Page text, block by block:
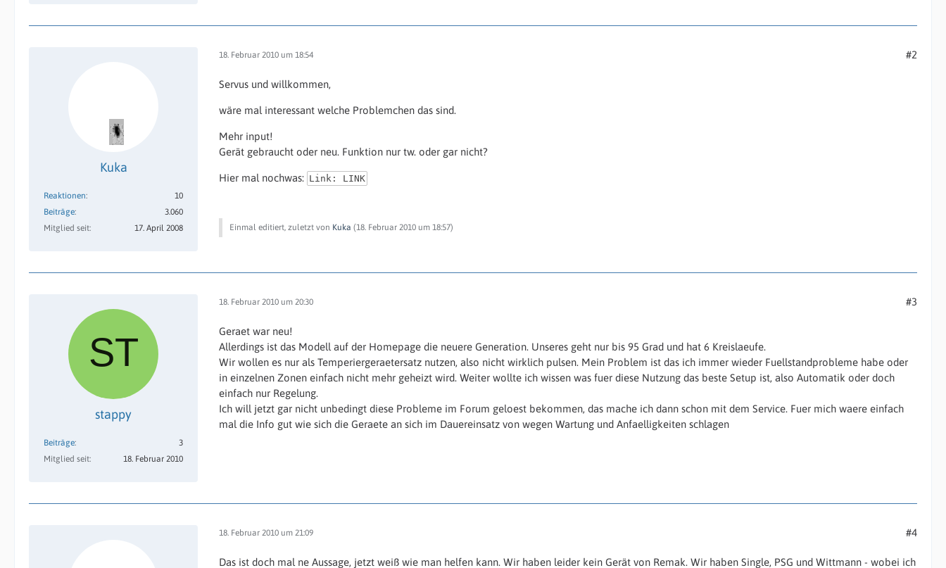
Kuka
Reaktionen
10
Beiträge
3.060
Mitglied seit
17. April 2008
18. Februar 2010 um 18:54 #2
Servus und willkommen,
wäre mal interessant welche Problemchen das sind.
Mehr input!
Gerät gebraucht oder neu. Funktion nur tw. oder gar nicht?
Hier mal nochwas: Link: LINK
Einmal editiert, zuletzt von Kuka (18. Februar 2010 um 18:57)
stappy
Beiträge
3
Mitglied seit
18. Februar 2010
18. Februar 2010 um 20:30 #3
Geraet war neu!
Allerdings ist das Modell auf der Homepage die neuere Generation. Unseres geht nur bis 95 Grad und hat 6 Kreislaeufe.
Wir wollen es nur als Temperiergeraetersatz nutzen, also nicht wirklich pulsen. Mein Problem ist das ich immer wieder Fuellstandprobleme habe oder
in einzelnen Zonen einfach nicht mehr geheizt wird. Weiter wollte ich wissen was fuer diese Nutzung das beste Setup ist, also Automatik oder doch
einfach nur Regelung.
Ich will jetzt gar nicht unbedingt diese Probleme im Forum geloest bekommen, das mache ich dann schon mit dem Service. Fuer mich waere einfach
mal die Info gut wie sich die Geraete an sich im Dauereinsatz von wegen Wartung und Anfaelligkeiten schlagen
18. Februar 2010 um 21:09 #4
Das ist doch mal ne Aussage, jetzt weiß wie man helfen kann. Wir haben leider kein Gerät von Remak. Wir haben Single, PSG und Wittmann - wobei ich